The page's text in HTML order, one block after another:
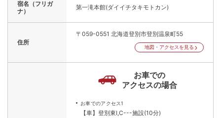
宿名（フリガ
ナ）
第一滝本館(ダイイチタキモトカン)
住所
〒059-0551 北海道登別市登別温泉町55
地図・アクセスを見る
お車での
アクセスの場合
お車でのアクセス1
【車】登別東I,C---施設(10分)